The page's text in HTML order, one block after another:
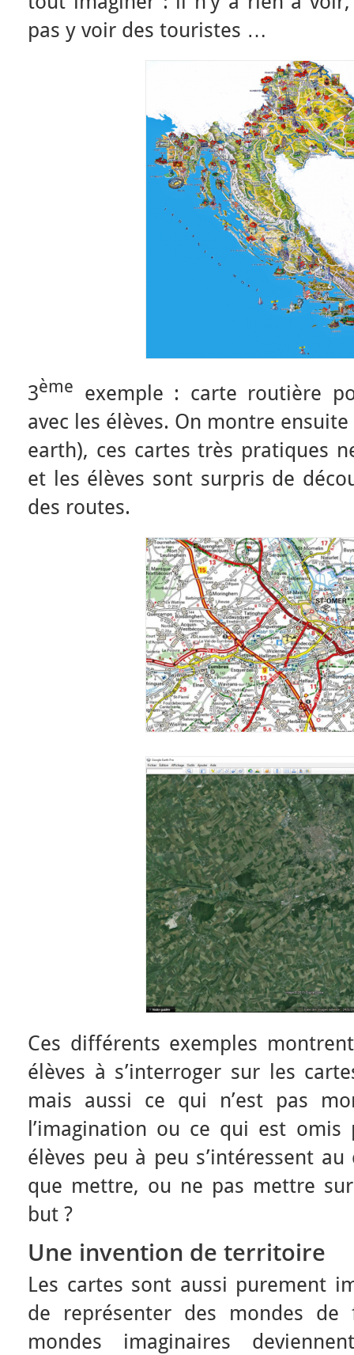
pas y voir des touristes …
3ème
exemple : carte routière
avec les élèves. On montre
earth), ces cartes très pratiques
et les élèves sont surpris de
des routes.
Ces différents exemples
élèves à s’interroger sur les
mais aussi ce qui n’est pas
l’imagination ou ce qui est omis
élèves peu à peu s’intéressent
que mettre, ou ne pas mettre
but ?
Une invention de territoire
Les cartes sont aussi purement
de représenter des mondes de
mondes imaginaires